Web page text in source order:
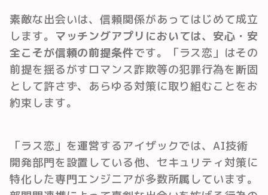
素敵な出会いは、信頼関係があってはじめて成立
します。
マッチングアプリにおいては、安心・安
全こそが信頼の前提条件です。「ラス恋」はその
前提を揺るがすロマンス詐欺等の犯罪行為を断固
として許さず、あらゆる対策に取り組むことをお
約束します。
「ラス恋」を運営するアイザックでは、AI技術
開発部門を設置している他、セキュリティ対策に
特化した専門エンジニアが多数所属しています。